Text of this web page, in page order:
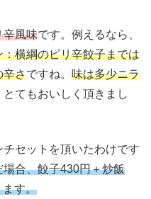
辛風味です。例えるなら、
横綱のピリ辛餃子までは
辛さですね。 味は多少ニラ
てもおいしく頂きまし
セットを頂いたわけです
合、餃子430円＋炒飯
ます。